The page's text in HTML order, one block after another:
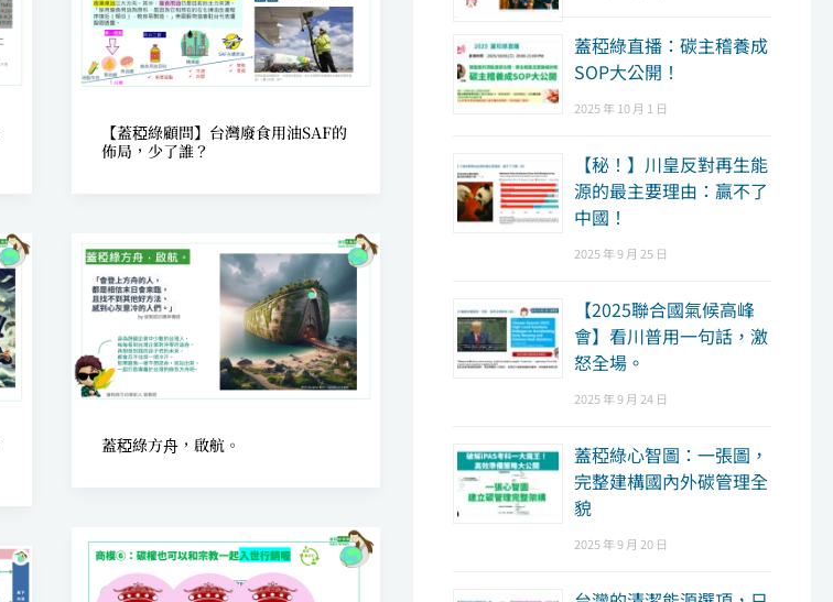
【蓋稏綠顧問】台灣廢食用油SAF的
佈局，少了誰？
蓋稏綠方舟，啟航。
蓋稏綠直播：碳主稽養成
SOP大公開！
2025 年 10 月 1 日
【秘！】川皇反對再生能
源的最主要理由：贏不了
中國！
2025 年 9 月 25 日
【2025聯合國氣候高峰
會】看川普用一句話，激
怒全場。
2025 年 9 月 24 日
蓋稏綠心智圖：一張圖，
完整建構國內外碳管理全
貌
2025 年 9 月 20 日